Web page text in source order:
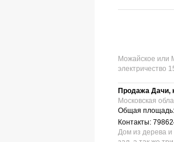
Можайское или
электричество
Продажа Дачи,
Московская
Общая
Контакты:
Дом из дерева и